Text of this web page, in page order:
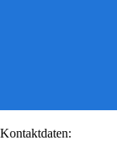
Kontaktdaten: